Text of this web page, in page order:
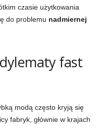
czasie użytkowania
do problemu nadmiernej
fast
modą często kryją się
fabryk, głównie w krajach